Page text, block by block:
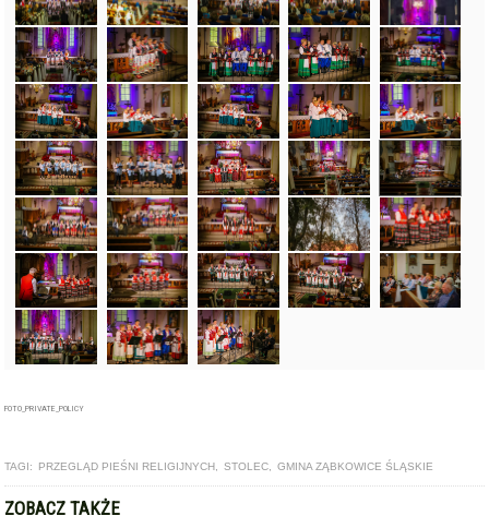
FOTO_PRIVATE_POLICY
TAGI: PRZEGLĄD PIEŚNI RELIGIJNYCH STOLEC GMINA ZĄBKOWICE ŚLĄSKIE
ZOBACZ TAKŻE